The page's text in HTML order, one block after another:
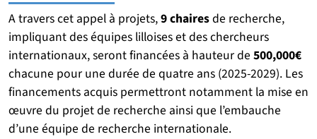
A travers cet appel à projets,9 chairesde recherche,
impliquant des équipes lilloises et des chercheurs
internationaux, seront financées à hauteur de 500,000€
chacune pour une durée de quatre ans (2025-2029). Les
financements acquis permettront notamment la mise en
œuvre du projet de recherche ainsi que l’embauche
d’une équipe de recherche internationale.